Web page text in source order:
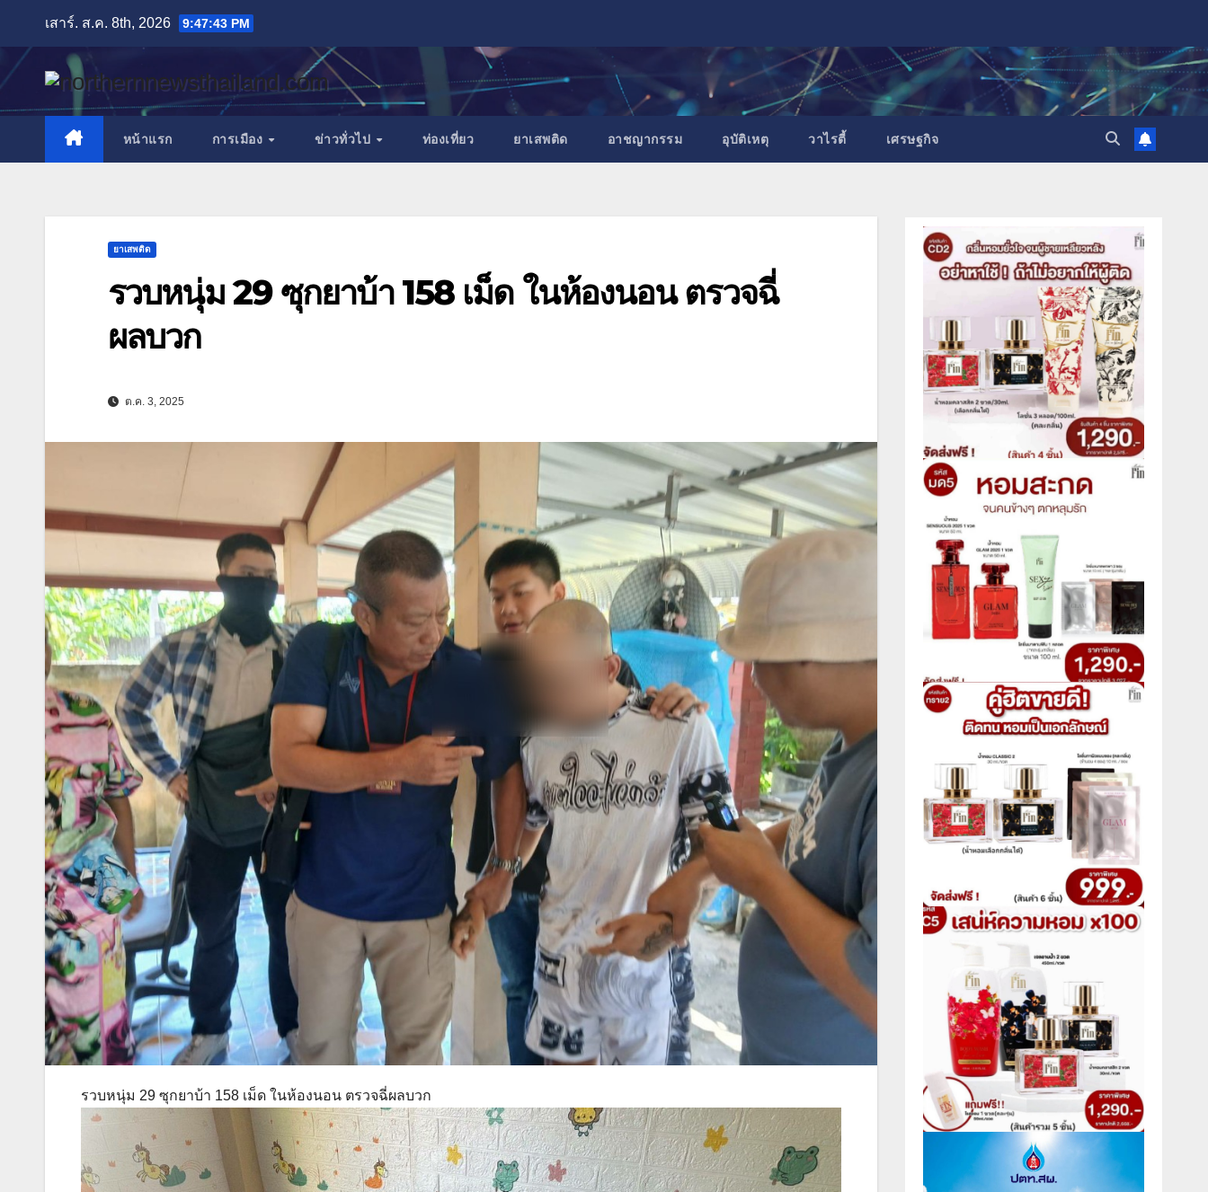
content
เสาร์. ส.ค. 8th, 2026 9:47:44 PM
หน้าแรก การเมือง ข่าวทั่วไป ท่องเที่ยว ยาเสพติด อาชญากรรม อุบัติเหตุ วาไรตี้ เศรษฐกิจ
ยาเสพติด
รวบหนุ่ม 29 ซุกยาบ้า 158 เม็ด ในห้องนอน ตรวจฉี่
ผลบวก
ต.ค. 3, 2025
รวบหนุ่ม 29 ซุกยาบ้า 158 เม็ด ในห้องนอน ตรวจฉี่ผลบวก